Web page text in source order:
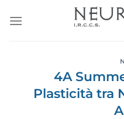
4A
Plasticità tra